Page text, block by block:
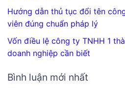
Hướng dẫn thủ tục đổi tên
viên đúng chuẩn pháp lý
Vốn điều lệ công ty TNHH 1
doanh nghiệp cần biết
Bình luận mới nhất